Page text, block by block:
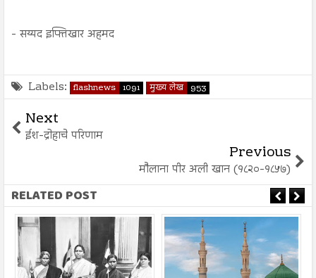
- सय्यद इफ्तिखार अहमद
Labels: flashnews 1091 मुख्य लेख 953
Next
ईश-द्रोहाचे परिणाम
Previous
मौलाना पीर अली खान (१८२०-१८५७)
RELATED POST